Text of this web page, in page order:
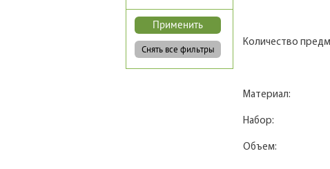
Количество
Материал:
Набор:
Объем: